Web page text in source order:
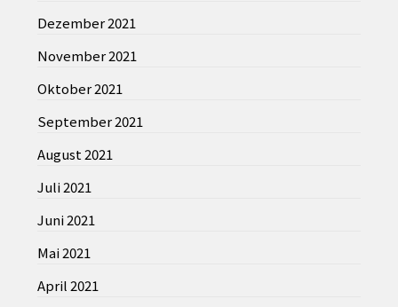
Dezember 2021
November 2021
Oktober 2021
September 2021
August 2021
Juli 2021
Juni 2021
Mai 2021
April 2021